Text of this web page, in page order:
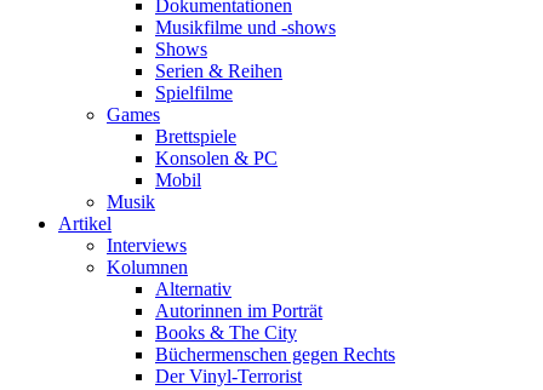
Dokumentationen
Musikfilme und -shows
Shows
Serien & Reihen
Spielfilme
Games
Brettspiele
Konsolen & PC
Mobil
Musik
Artikel
Interviews
Kolumnen
Alternativ
Autorinnen im Porträt
Books & The City
Büchermenschen gegen Rechts
Der Vinyl-Terrorist